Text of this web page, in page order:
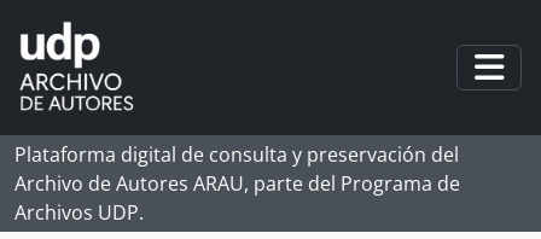
Skip to main content
Plataforma digital de consulta y preservación del
Archivo de Autores ARAU, parte del Programa de
Archivos UDP.